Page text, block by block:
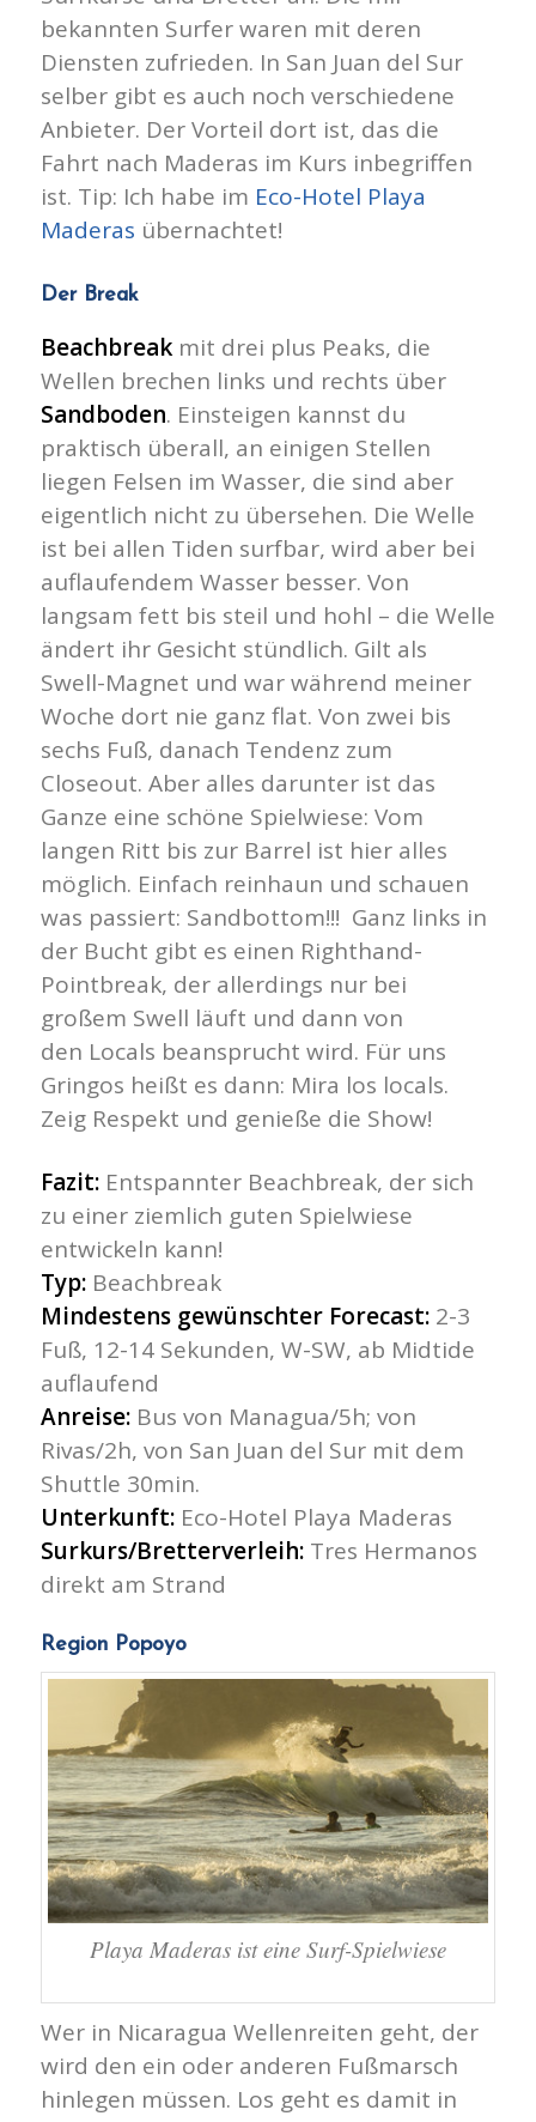
bekannten Surfer waren mit deren
Diensten zufrieden. In San Juan del Sur
selber gibt es auch noch verschiedene
Anbieter. Der Vorteil dort ist, das die
Fahrt nach Maderas im Kurs inbegriffen
ist. Tip: Ich habe im Eco-Hotel Playa
Maderas übernachtet!
Der Break
Beachbreakmit drei plus Peaks, die
Wellen brechen links und rechts über
Sandboden. Einsteigen kannst du
praktisch überall, an einigen Stellen
liegen Felsen im Wasser, die sind aber
eigentlich nicht zu übersehen. Die Welle
ist bei allen Tiden surfbar, wird aber bei
auflaufendem Wasser besser. Von
langsam fett bis steil und hohl – die Welle
ändert ihr Gesicht stündlich. Gilt als
Swell-Magnet und war während meiner
Woche dort nie ganz flat. Von zwei bis
sechs Fuß, danach Tendenz zum
Closeout. Aber alles darunter ist das
Ganze eine schöne Spielwiese: Vom
langen Ritt bis zur Barrel ist hier alles
möglich. Einfach reinhaun und schauen
was passiert: Sandbottom!!! Ganz links in
der Bucht gibt es einen Righthand-
Pointbreak, der allerdings nur bei
großem Swell läuft und dann von
den Locals beansprucht wird. Für uns
Gringos heißt es dann: Mira los locals.
Zeig Respekt und genieße die Show!
Fazit:Entspannter Beachbreak, der sich
zu einer ziemlich guten Spielwiese
entwickeln kann!
Typ:Beachbreak
Mindestens gewünschter Forecast:2-3
Fuß, 12-14 Sekunden, W-SW, ab Midtide
auflaufend
Anreise:Bus von Managua/5h; von
Rivas/2h, von San Juan del Sur mit dem
Shuttle 30min.
Unterkunft:Eco-Hotel Playa Maderas
Surkurs/Bretterverleih:Tres Hermanos
direkt am Strand
Region Popoyo
Playa Maderas ist eine Surf-Spielwiese
Wer in Nicaragua Wellenreiten geht, der
wird den ein oder anderen Fußmarsch
hinlegen müssen. Los geht es damit in